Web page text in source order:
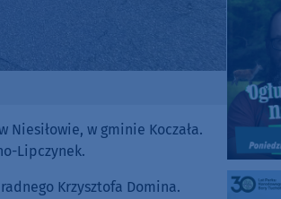
w gminie Koczała.
Lipczynek.
Krzysztofa Domina.